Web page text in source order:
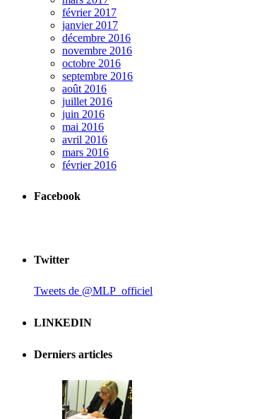
février 2017
janvier 2017
décembre 2016
novembre 2016
octobre 2016
septembre 2016
août 2016
juillet 2016
juin 2016
mai 2016
avril 2016
mars 2016
février 2016
Facebook
Twitter
Tweets de @MLP_officiel
LINKEDIN
Derniers articles